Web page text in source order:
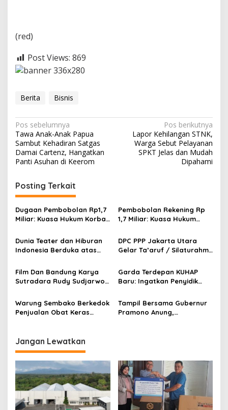
(red)
Post Views: 869
Berita Bisnis
N
a
v
i
g
a
s
i
p
o
s
Pos sebelumnya
Tawa Anak-Anak Papua
Sambut Kehadiran Satgas
Damai Cartenz, Hangatkan
Panti Asuhan di Keerom
Pos berikutnya
Lapor Kehilangan STNK,
Warga Sebut Pelayanan
SPKT Jelas dan Mudah
Dipahami
Posting Terkait
Dugaan Pembobolan Rp1,7
Miliar: Kuasa Hukum Korban
Keterlibatan Internal Bank
Aladin Syariah
Pembobolan Rekening Rp
1,7 Miliar: Kuasa Hukum
Pihak Internal Bank Aladin
Syariah
Dunia Teater dan Hiburan
Indonesia Berduka atas
Diding Boneng
DPC PPP Jakarta Utara
Gelar Ta’aruf / Silaturahmi
Pengurus Baru, Fokus
Konsolidasi Jelang
Musancab 13 September
Film Dan Bandung Karya
Sutradara Rudy Sudjarwo:
Secara Luas Mulai 20
Agustus 2026
Garda Terdepan KUHAP
Baru: Ingatkan Penyidik
Bersalah
Warung Sembako Berkedok
Penjualan Obat Keras
Tampil Bersama Gubernur
Pramono Anung,
Jangan Lewatkan